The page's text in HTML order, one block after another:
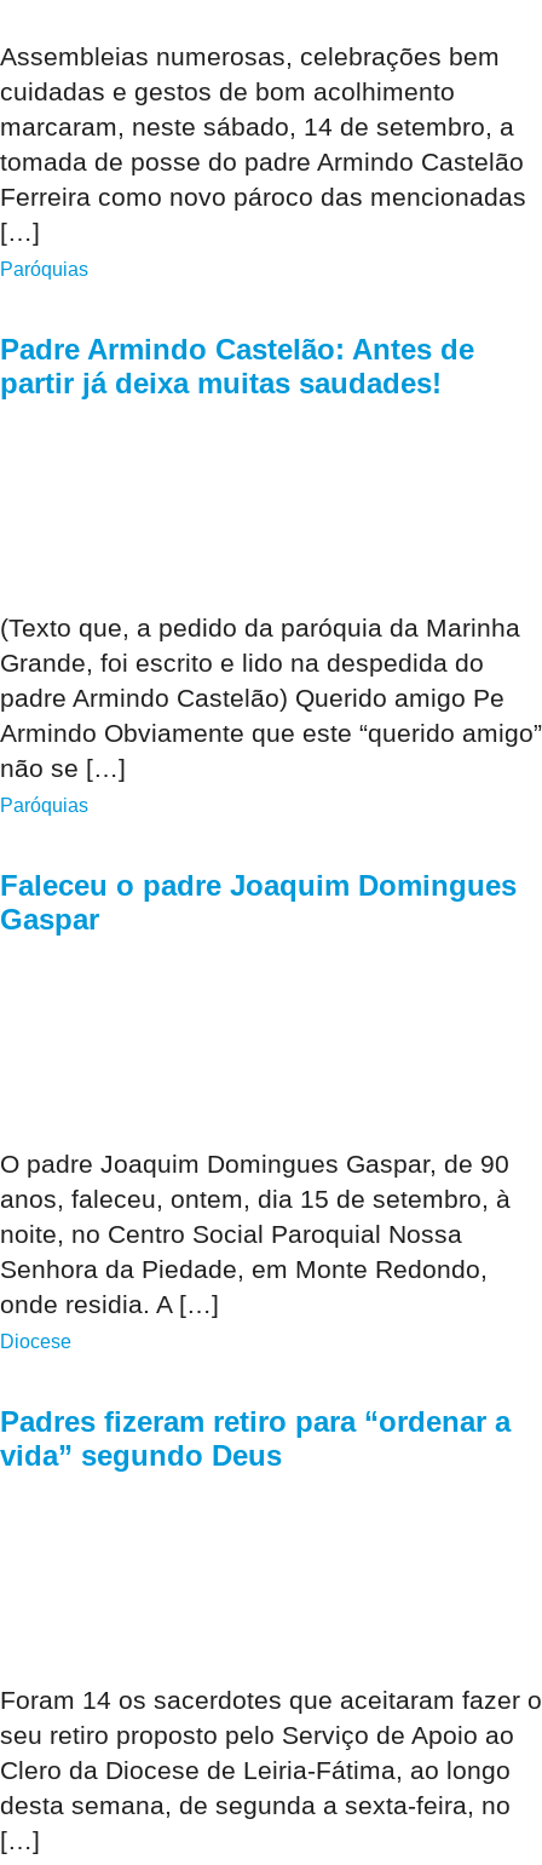
Assembleias numerosas, celebrações bem
cuidadas e gestos de bom acolhimento
marcaram, neste sábado, 14 de setembro, a
tomada de posse do padre Armindo Castelão
Ferreira como novo pároco das mencionadas
[…]
Paróquias
Padre Armindo Castelão: Antes de
partir já deixa muitas saudades!
(Texto que, a pedido da paróquia da Marinha
Grande, foi escrito e lido na despedida do
padre Armindo Castelão) Querido amigo Pe
Armindo Obviamente que este “querido amigo”
não se […]
Paróquias
Faleceu o padre Joaquim Domingues
Gaspar
O padre Joaquim Domingues Gaspar, de 90
anos, faleceu, ontem, dia 15 de setembro, à
noite, no Centro Social Paroquial Nossa
Senhora da Piedade, em Monte Redondo,
onde residia. A […]
Diocese
Padres fizeram retiro para “ordenar a
vida” segundo Deus
Foram 14 os sacerdotes que aceitaram fazer o
seu retiro proposto pelo Serviço de Apoio ao
Clero da Diocese de Leiria-Fátima, ao longo
desta semana, de segunda a sexta-feira, no
[…]